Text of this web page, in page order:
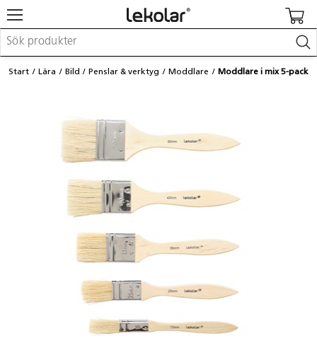
Möbler & inredning
Barnvagnar & småbarnsartiklar
Skolförbrukning & kontorsmaterial
Logga in / Registrera dig
Kontakta Lekolar
Start Lära Bild Penslar & verktyg Moddlare Moddlare i mix 5-pack